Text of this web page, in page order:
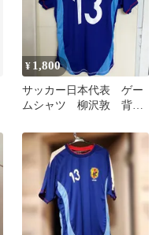
¥ 1,800
サッカー日本代表 ゲー
ムシャツ 柳沢敦 背番